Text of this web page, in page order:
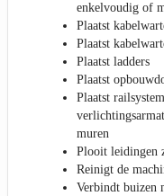
enkelvoudig of
Plaatst
Plaatst
Plaatst ladders
Plaatst
Plaatst
muren
Plooit leidingen
Reinigt de
Verbindt buizen